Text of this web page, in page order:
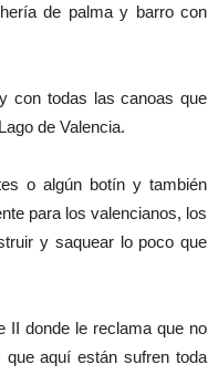
de palma y barro con
con todas las canoas que
de Valencia.
o algún botín y también
para los valencianos, los
y saquear lo poco que
II donde le reclama que no
aquí están sufren toda